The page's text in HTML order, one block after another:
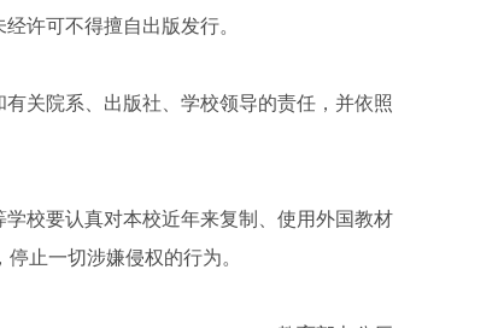
许可不得擅自出版发行。
关院系、出版社、学校领导的责任，并依照
校要认真对本校近年来复制、使用外国教材
止一切涉嫌侵权的行为。